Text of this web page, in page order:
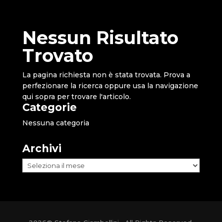
Nessun Risultato
Trovato
La pagina richiesta non è stata trovata. Prova a
perfezionare la ricerca oppure usa la navigazione
qui sopra per trovare l'articolo.
Categorie
Nessuna categoria
Archivi
Archivi